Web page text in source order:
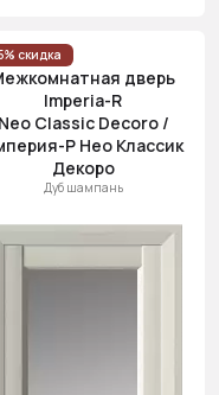
скидка
дверь
Imperia-R
Neo Classic Decoro /
Р Нео Классик
Декоро
Дуб шампань